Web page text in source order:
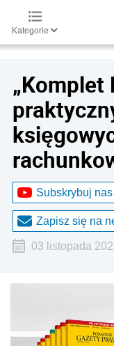
Kategorie
„Komplet
Subskrybuj
Zapisz się na
03 listopada